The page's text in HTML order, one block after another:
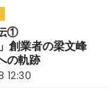
伝①
創業者の梁文峰
の軌跡